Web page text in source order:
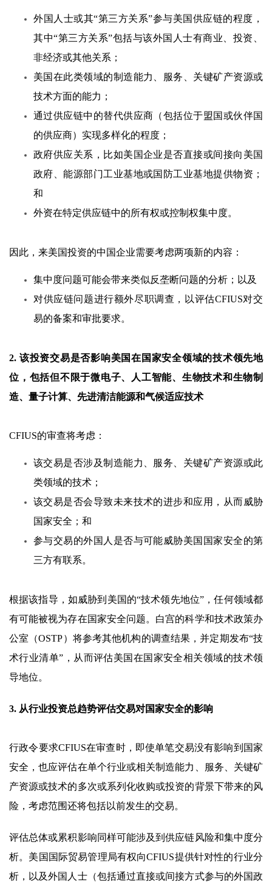
外国人士或其“第三方关系”参与美国供应链的程度，
其中“第三方关系”包括与该外国人士有商业、投资、
非经济或其他关系；
美国在此类领域的制造能力、服务、关键矿产资源或
技术方面的能力；
通过供应链中的替代供应商（包括位于盟国或伙伴国
的供应商）实现多样化的程度；
政府供应关系，比如美国企业是否直接或间接向美国
政府、能源部门工业基地或国防工业基地提供物资；
和
外资在特定供应链中的所有权或控制权集中度。
因此，来美国投资的中国企业需要考虑两项新的内容：
集中度问题可能会带来类似反垄断问题的分析；以及
对供应链问题进行额外尽职调查，以评估CFIUS对交
易的备案和审批要求。
2. 该投资交易是否影响美国在国家安全领域的技术领先地
位，包括但不限于微电子、人工智能、生物技术和生物制
造、量子计算、先进清洁能源和气候适应技术
CFIUS的审查将考虑：
该交易是否涉及制造能力、服务、关键矿产资源或此
类领域的技术；
该交易是否会导致未来技术的进步和应用，从而威胁
国家安全；和
参与交易的外国人是否与可能威胁美国国家安全的第
三方有联系。
根据该指导，如威胁到美国的“技术领先地位”，任何领域都
有可能被视为存在国家安全问题。白宫的科学和技术政策办
公室（OSTP）将参考其他机构的调查结果，并定期发布“技
术行业清单”，从而评估美国在国家安全相关领域的技术领
导地位。
3. 从行业投资总趋势评估交易对国家安全的影响
行政令要求CFIUS在审查时，即使单笔交易没有影响到国家
安全，也应评估在单个行业或相关制造能力、服务、关键矿
产资源或技术的多次或系列化收购或投资的背景下带来的风
险，考虑范围还将包括以前发生的交易。
评估总体或累积影响同样可能涉及到供应链风险和集中度分
析。美国国际贸易管理局有权向CFIUS提供针对性的行业分
析，以及外国人士（包括通过直接或间接方式参与的外国政